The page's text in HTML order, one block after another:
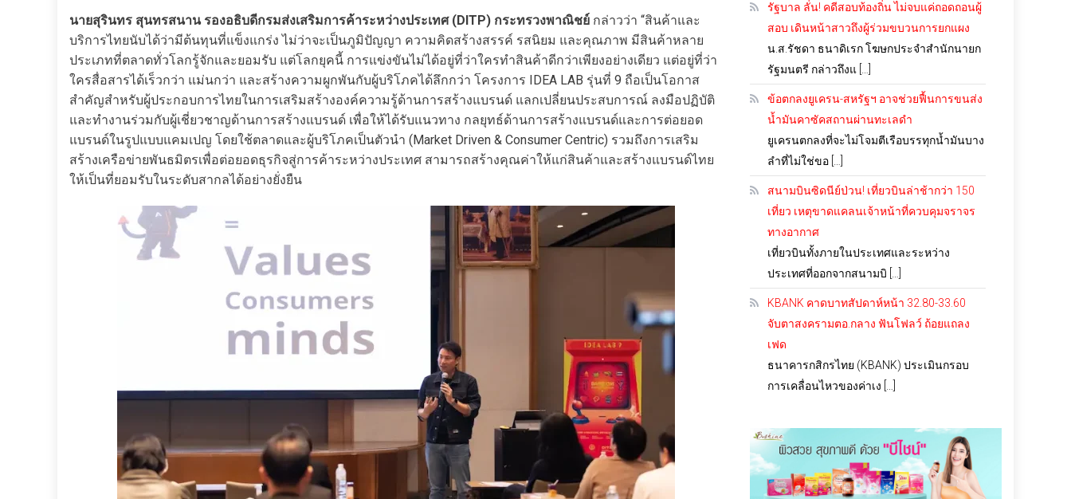
นายสุรินทร สุนทรสนาน รองอธิบดีกรมส่งเสริมการค้าระหว่างประเทศ (DITP) กระทรวงพาณิชย์ กล่าวว่า “สินค้าและ
บริการไทยนับได้ว่ามีต้นทุนที่แข็งแกร่ง ไม่ว่าจะเป็นภูมิปัญญา ความคิดสร้างสรรค์ รสนิยม และคุณภาพ มีสินค้าหลาย
ประเภทที่ตลาดทั่วโลกรู้จักและยอมรับ แต่โลกยุคนี้ การแข่งขันไม่ได้อยู่ที่ว่าใครทำสินค้าดีกว่าเพียงอย่างเดียว แต่อยู่ที่ว่า
ใครสื่อสารได้เร็วกว่า แม่นกว่า และสร้างความผูกพันกับผู้บริโภคได้ลึกกว่า โครงการ IDEA LAB รุ่นที่ 9 ถือเป็นโอกาส
สำคัญสำหรับผู้ประกอบการไทยในการเสริมสร้างองค์ความรู้ด้านการสร้างแบรนด์ แลกเปลี่ยนประสบการณ์ ลงมือปฏิบัติ
และทำงานร่วมกับผู้เชี่ยวชาญด้านการสร้างแบรนด์ เพื่อให้ได้รับแนวทาง กลยุทธ์ด้านการสร้างแบรนด์และการต่อยอด
แบรนด์ในรูปแบบแคมเปญ โดยใช้ตลาดและผู้บริโภคเป็นตัวนำ (Market Driven & Consumer Centric) รวมถึงการเสริม
สร้างเครือข่ายพันธมิตรเพื่อต่อยอดธุรกิจสู่การค้าระหว่างประเทศ สามารถสร้างคุณค่าให้แก่สินค้าและสร้างแบรนด์ไทย
ให้เป็นที่ยอมรับในระดับสากลได้อย่างยั่งยืน
รัฐบาล ลั่น! คดีสอบท้องถิ่น ไม่จบแค่ถอดถอนผู้
สอบ เดินหน้าสาวถึงผู้ร่วมขบวนการยกแผง
น.ส.รัชดา ธนาดิเรก โฆษกประจำสำนักนายก
รัฐมนตรี กล่าวถึงแ […]
ข้อตกลงยูเครน-สหรัฐฯ อาจช่วยฟื้นการขนส่ง
น้ำมันคาซัคสถานผ่านทะเลดำ
ยูเครนตกลงที่จะไม่โจมตีเรือบรรทุกน้ำมันบาง
ลำที่ไม่ใช่ขอ […]
สนามบินซิดนีย์ป่วน! เที่ยวบินล่าช้ากว่า 150
เที่ยว เหตุขาดแคลนเจ้าหน้าที่ควบคุมจราจร
ทางอากาศ
เที่ยวบินทั้งภายในประเทศและระหว่าง
ประเทศที่ออกจากสนามบิ […]
KBANK คาดบาทสัปดาห์หน้า 32.80-33.60
จับตาสงครามตอ.กลาง ฟันโฟลว์ ถ้อยแถลง
เฟด
ธนาคารกสิกรไทย (KBANK) ประเมินกรอบ
การเคลื่อนไหวของค่าเง […]